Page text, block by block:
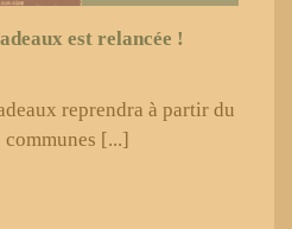
est relancée !
reprendra à partir du
[...]